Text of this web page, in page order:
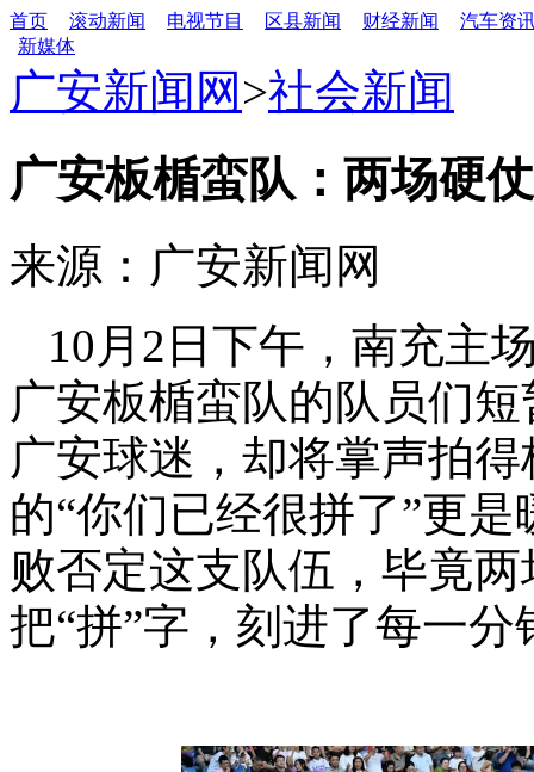
首页 滚动新闻 电视节目 区县新闻 财经新闻
汽车资
新媒体
广安新闻网 >社会新闻
广安板楯蛮队：两场硬
来源：广安新闻网
10月2日下午，南充主
广安板楯蛮队的队员们
广安球迷，却将掌声拍
的“你们已经很拼了”更
败否定这支队伍，毕竟
把“拼”字，刻进了每一